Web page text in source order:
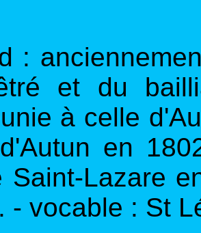
:
et du
à celle
en
Saint-Lazare
- vocable : St